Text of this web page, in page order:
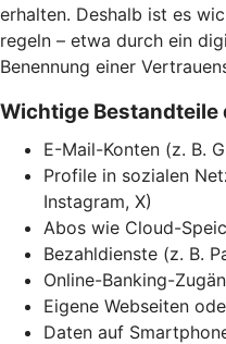
erhalten. Deshalb ist es
regeln – etwa durch ein
Benennung einer
Wichtige Bestandteile
E-Mail-Konten (z. B.
Profile in sozialen
Instagram, X)
Abos wie Cloud-
Bezahldienste (z. B.
Online-Banking-
Eigene Webseiten
Daten auf